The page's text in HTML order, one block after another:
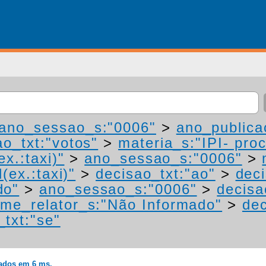
>
> materia_s:"IPI-
> ano_sessao_s:"0006" >
> decisao_txt:"ao" >
> ano_sessao_s:"0006" >
Informado" >
em 6 ms.